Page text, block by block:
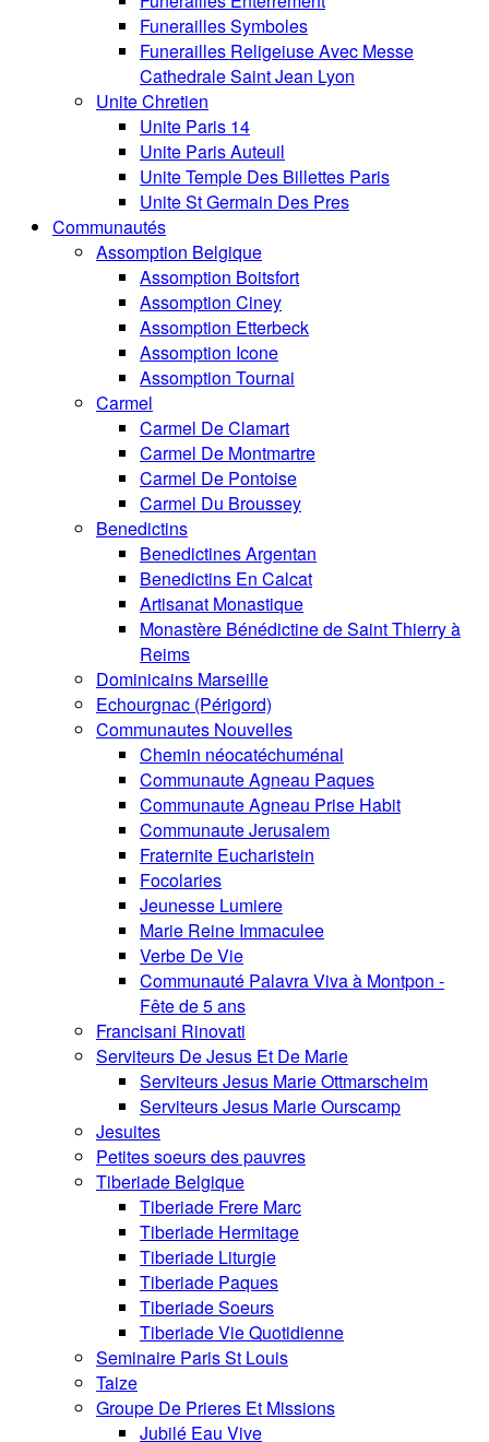
Funerailles Symboles
Funerailles Religeiuse Avec Messe
Cathedrale Saint Jean Lyon
Unite Chretien
Unite Paris 14
Unite Paris Auteuil
Unite Temple Des Billettes Paris
Unite St Germain Des Pres
Communautés
Assomption Belgique
Assomption Boitsfort
Assomption Ciney
Assomption Etterbeck
Assomption Icone
Assomption Tournai
Carmel
Carmel De Clamart
Carmel De Montmartre
Carmel De Pontoise
Carmel Du Broussey
Benedictins
Benedictines Argentan
Benedictins En Calcat
Artisanat Monastique
Monastère Bénédictine de Saint Thierry à
Reims
Dominicains Marseille
Echourgnac (Périgord)
Communautes Nouvelles
Chemin néocatéchuménal
Communaute Agneau Paques
Communaute Agneau Prise Habit
Communaute Jerusalem
Fraternite Eucharistein
Focolaries
Jeunesse Lumiere
Marie Reine Immaculee
Verbe De Vie
Communauté Palavra Viva à Montpon -
Fête de 5 ans
Francisani Rinovati
Serviteurs De Jesus Et De Marie
Serviteurs Jesus Marie Ottmarscheim
Serviteurs Jesus Marie Ourscamp
Jesuites
Petites soeurs des pauvres
Tiberiade Belgique
Tiberiade Frere Marc
Tiberiade Hermitage
Tiberiade Liturgie
Tiberiade Paques
Tiberiade Soeurs
Tiberiade Vie Quotidienne
Seminaire Paris St Louis
Taize
Groupe De Prieres Et Missions
Jubilé Eau Vive